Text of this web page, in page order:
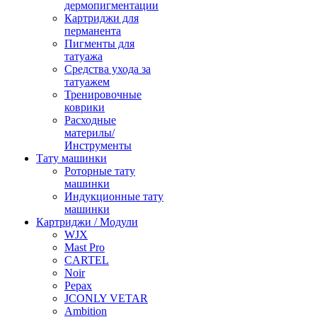
дермопигментации
Картриджи для
перманента
Пигменты для
татуажа
Средства ухода за
татуажем
Тренировочные
коврики
Расходные
материлы/
Инструменты
Тату машинки
Роторные тату
машинки
Индукционные тату
машинки
Картриджи / Модули
WJX
Mast Pro
CARTEL
Noir
Pepax
JCONLY VETAR
Ambition